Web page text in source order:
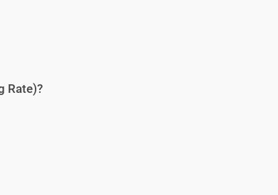
Rate)?